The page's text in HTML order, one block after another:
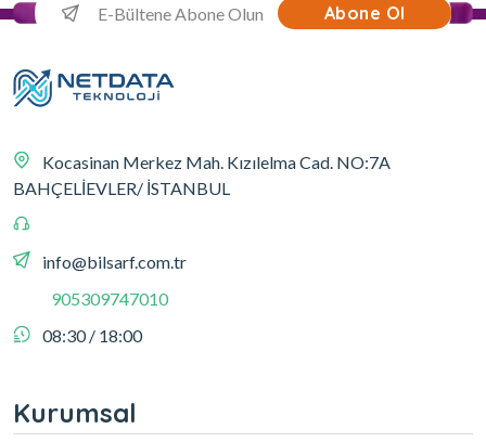
Abone Ol
Kocasinan Merkez Mah. Kızılelma Cad. NO:7A
BAHÇELİEVLER/ İSTANBUL
info@bilsarf.com.tr
905309747010
08:30 / 18:00
Kurumsal